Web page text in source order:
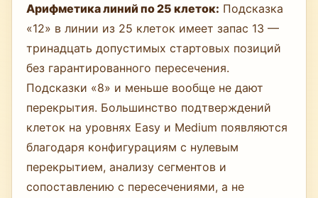
Арифметика линий по 25 клеток: Подсказка
«12» в линии из 25 клеток имеет запас 13 —
тринадцать допустимых стартовых позиций
без гарантированного пересечения.
Подсказки «8» и меньше вообще не дают
перекрытия. Большинство подтверждений
клеток на уровнях Easy и Medium появляются
благодаря конфигурациям с нулевым
перекрытием, анализу сегментов и
сопоставлению с пересечениями, а не